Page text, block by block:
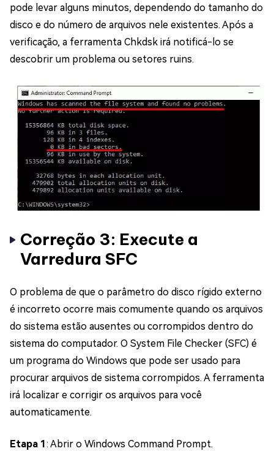
pode levar alguns minutos, dependendo do tamanho do
disco e do número de arquivos nele existentes. Após a
verificação, a ferramenta Chkdsk irá notificá-lo se
descobrir um problema ou setores ruins.
Correção 3: Execute a
Varredura SFC
O problema de que o parâmetro do disco rígido externo
é incorreto ocorre mais comumente quando os arquivos
do sistema estão ausentes ou corrompidos dentro do
sistema do computador. O System File Checker (SFC) é
um programa do Windows que pode ser usado para
procurar arquivos de sistema corrompidos. A ferramenta
irá localizar e corrigir os arquivos para você
automaticamente.
Etapa 1 : Abrir o Windows Command Prompt.